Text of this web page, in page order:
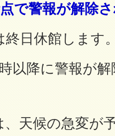
で警報が解除
休館します
に警報が解
天候の急変が